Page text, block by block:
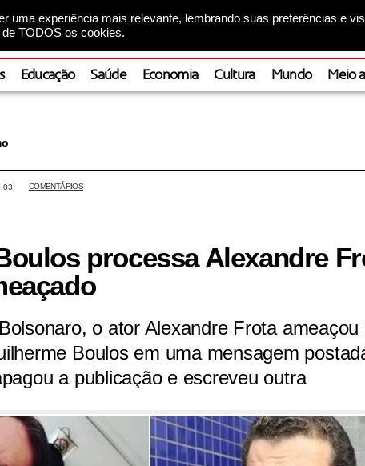
uma experiência mais relevante, lembrando suas preferências e
TODOS os cookies.
Educação Saúde Economia Cultura Mundo Meio
COMENTÁRIOS
processa Alexandre
o ator Alexandre Frota ameaçou
Boulos em uma mensagem
a publicação e escreveu outra